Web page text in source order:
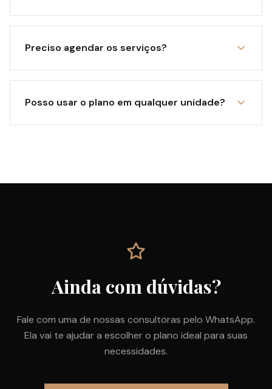
Preciso agendar os serviços?
Posso usar o plano em qualquer unidade?
Ainda com dúvidas?
Fale com uma de nossas consultoras pelo WhatsApp.
Ela vai te ajudar a escolher o plano ideal para suas
necessidades.